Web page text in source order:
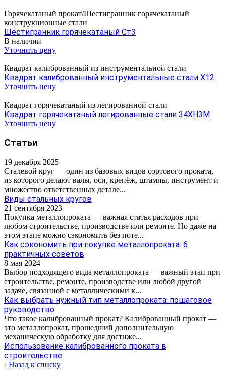
Горячекатаный прокат/Шестигранник горячекатаный
конструкционные стали
Шестигранник горячекатаный Ст3
В наличии
Уточнить цену
Квадрат калиброванный из инструментальной стали
Квадрат калиброванный инструментальные стали Х12
Уточнить цену
Квадрат горячекатаный из легированной стали
Квадрат горячекатаный легированные стали 34ХН3М
Уточнить цену
Статьи
19 декабря 2025
Сталевой круг — один из базовых видов сортового проката,
из которого делают валы, оси, крепёж, штампы, инструмент и
множество ответственных детале...
Виды стальных кругов
21 сентября 2023
Покупка металлопроката — важная статья расходов при
любом строительстве, производстве или ремонте. Но даже на
этом этапе можно сэкономить без поте...
Как сэкономить при покупке металлопроката: 6
практичных советов
8 мая 2024
Выбор подходящего вида металлопроката — важный этап при
строительстве, ремонте, производстве или любой другой
задаче, связанной с металлическими к...
Как выбрать нужный тип металлопроката: пошаговое
руководство
Что такое калиброванный прокат? Калиброванный прокат —
это металлопрокат, прошедший дополнительную
механическую обработку для достиже...
Использование калиброванного проката в
строительстве
Назад к списку